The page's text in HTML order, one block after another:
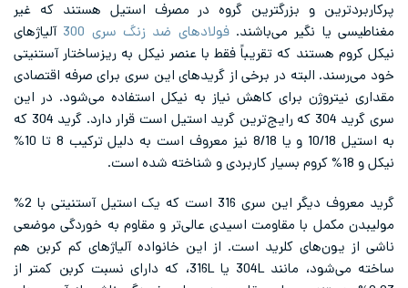
پرکاربردترین و بزرگترین گروه در مصرف استیل هستند که غیر
مغناطیسی یا نگیر می‌باشند.فولادهای ضد زنگ سری 300
آلیاژهای
نیکل کروم هستند که تقریباً فقط با عنصر نیکل به ریزساختار آستنیتی
خود می‌رسند. البته در برخی از گریدهای این سری برای صرفه اقتصادی
مقداری نیتروژن برای کاهش نیاز به نیکل استفاده می‌شود. در این
سری گرید 304 که رایج‌ترین گرید استیل است قرار دارد. گرید 304 که
به استیل 10/18 و یا 8/18 نیز معروف است به دلیل ترکیب 8 تا 10%
نیکل و 18% کروم بسیار کاربردی و شناخته شده است.
گرید معروف دیگر این سری 316 است که یک استیل آستنیتی با 2%
مولیبدن مکمل با مقاومت اسیدی عالی‌تر و مقاوم به خوردگی موضعی
ناشی از یون‌های کلرید است. از این خانواده آلیاژهای کم کربن هم
ساخته می‌شود، مانند 304L یا 316L، که دارای نسبت کربن کمتر از